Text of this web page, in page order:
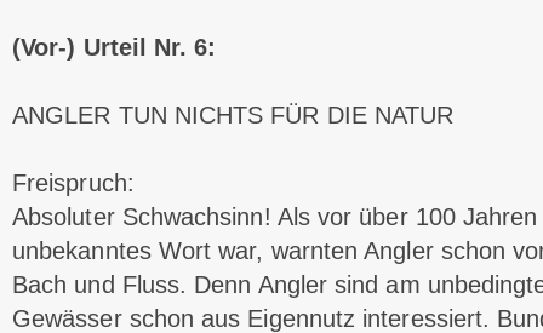
(Vor-) Urteil Nr. 6:
ANGLER TUN NICHTS FÜR DIE NATUR
Freispruch:
Absoluter Schwachsinn! Als vor über 100
unbekanntes Wort war, warnten Angler schon
Bach und Fluss. Denn Angler sind am
Gewässer schon aus Eigennutz interessiert.